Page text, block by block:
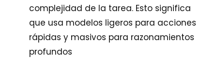
complejidad de la tarea. Esto significa
que usa modelos ligeros para acciones
rápidas y masivos para razonamientos
profundos